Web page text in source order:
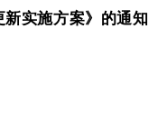
实施方案》的通知